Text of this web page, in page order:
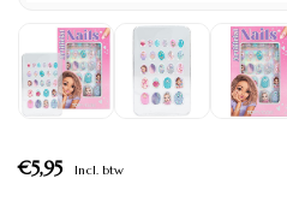
€5,95 Incl. btw